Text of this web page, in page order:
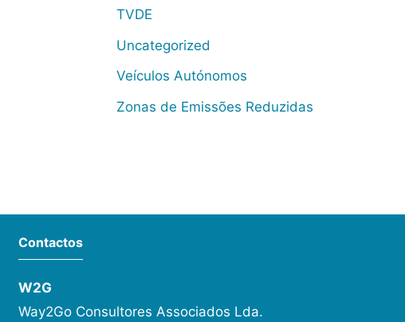
TVDE
Uncategorized
Veículos Autónomos
Zonas de Emissões Reduzidas
Contactos
W2G
Way2Go Consultores Associados Lda.